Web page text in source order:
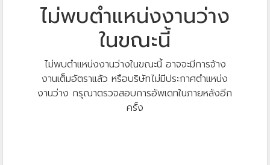
ไม่พบตำแหน่งงานว่าง
ในขณะนี้
ไม่พบตำแหน่งงานว่างในขณะนี้ อาจจะมีการจ้าง
งานเต็มอัตราแล้ว หรือบริษัทไม่มีประกาศตำแหน่ง
งานว่าง กรุณาตรวจสอบการอัพเดทในภายหลังอีก
ครั้ง